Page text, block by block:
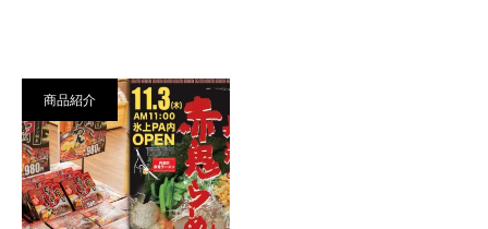
商品紹介